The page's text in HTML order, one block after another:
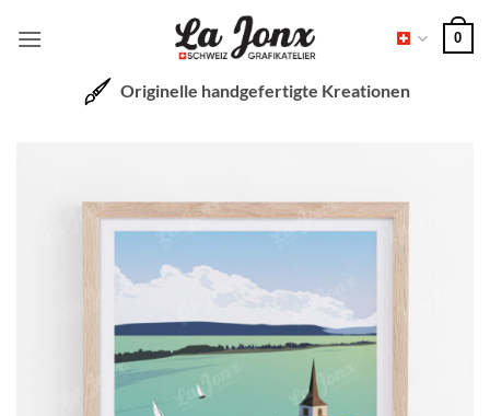
Inhalt
0
Originelle handgefertigte Kreationen